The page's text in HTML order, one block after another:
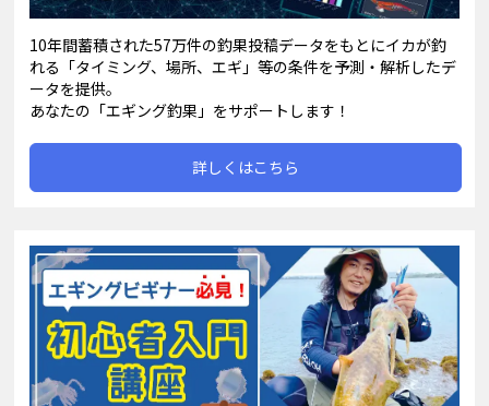
10年間蓄積された57万件の釣果投稿データをもとにイカが釣
れる「タイミング、場所、エギ」等の条件を予測・解析したデ
ータを提供。
あなたの「エギング釣果」をサポートします！
詳しくはこちら